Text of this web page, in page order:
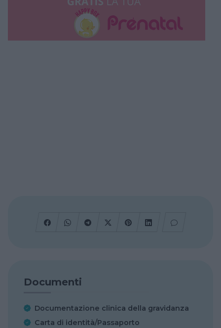
Documenti
Documentazione clinica della gravidanza
Carta di identità/Passaporto